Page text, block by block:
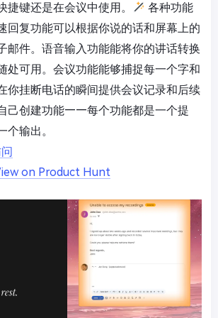
键还是在会议中使用。
各种功能
回复功能可以根据你说的话和屏幕上的
邮件。语音输入功能能将你的讲话转换
处可用。会议功能能够捕捉每一个字和
你挂断电话的瞬间提供会议记录和后续
己创建功能——每个功能都是一个提
个输出。
on Product Hunt